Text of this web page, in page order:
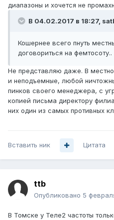
диапазоны и хочется не
В 04.02.2017 в 18:27,
Кошернее всего пнуть
договориться на фемтосоту..
Не представляю даже. В
и неподъемные, любой
пинков своего менеджера, с
копией письма директору
них один из самых противных
Вставить ник Цитата
ttb
Опубликовано 5
В Томске у Теле2 частоты